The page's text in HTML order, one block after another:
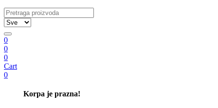
0
0
0
Cart
0
Korpa je prazna!